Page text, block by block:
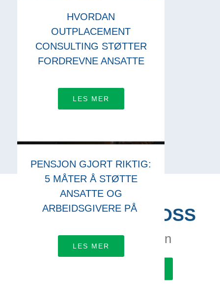
HVORDAN
OUTPLACEMENT
CONSULTING STØTTER
FORDREVNE ANSATTE
LES MER
PENSJON GJORT RIKTIG:
5 MÅTER Å STØTTE
ANSATTE OG
ARBEIDSGIVERE PÅ
LES MER
KONTAKT MED OSS
La oss jobbe sammen